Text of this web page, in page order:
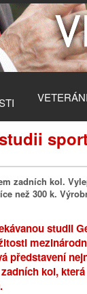
VETERÁNI
zadních kol.
než 300 k.
studii
představení
kol,